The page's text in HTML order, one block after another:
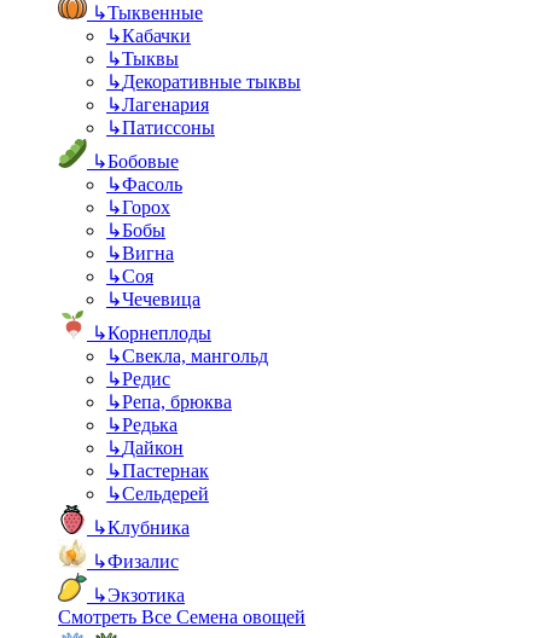
↳Тыквенные
↳Кабачки
↳Тыквы
↳Декоративные тыквы
↳Лагенария
↳Патиссоны
↳Бобовые
↳Фасоль
↳Горох
↳Бобы
↳Вигна
↳Соя
↳Чечевица
↳Корнеплоды
↳Свекла, мангольд
↳Редис
↳Репа, брюква
↳Редька
↳Дайкон
↳Пастернак
↳Сельдерей
↳Клубника
↳Физалис
↳Экзотика
Смотреть Все Семена овощей